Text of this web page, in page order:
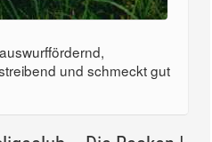
und schmeckt gut